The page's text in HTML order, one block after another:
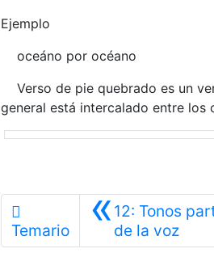
Ejemplo
oceáno por océano
Verso de pie quebrado es un
general está intercalado entre los
Temario «12: Tonos
de la voz